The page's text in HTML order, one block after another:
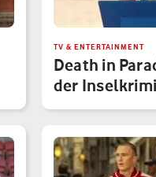
TV & ENTERTAINMENT
Death in
der